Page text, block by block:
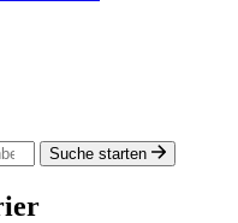
Suche starten